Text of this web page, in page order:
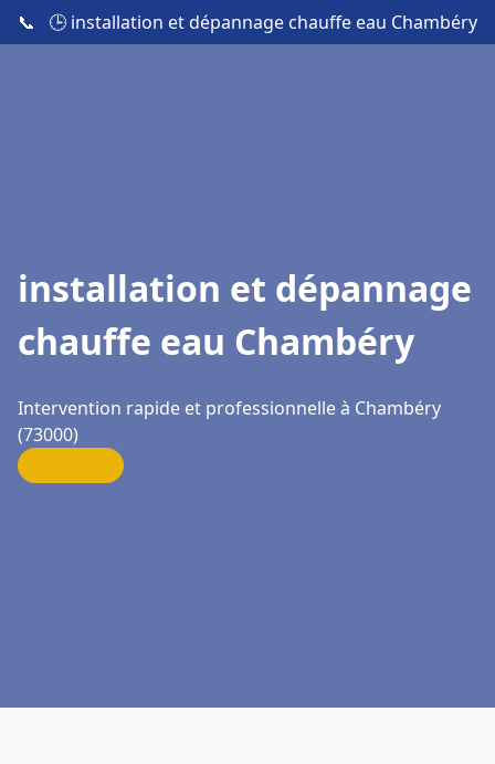
📞 🕒 installation et dépannage chauffe eau Chambéry
installation et dépannage
chauffe eau Chambéry
Intervention rapide et professionnelle à Chambéry
(73000)